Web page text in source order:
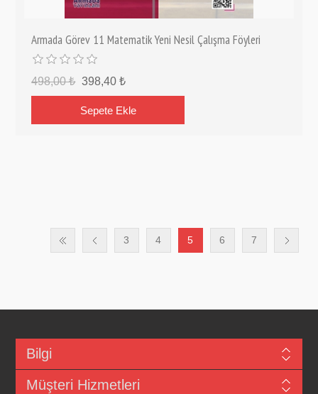
Armada Görev 11 Matematik Yeni Nesil Çalışma Föyleri
498,00 ₺ 398,40 ₺
3 4 5 6 7
Bilgi
Müşteri Hizmetleri